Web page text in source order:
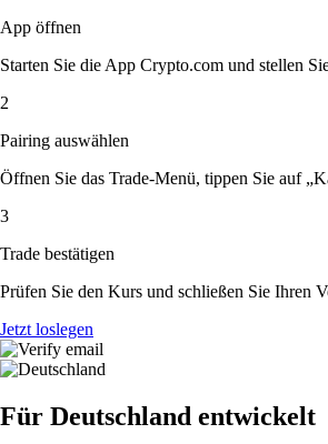
App öffnen
Starten Sie die App Crypto.com und stellen
2
Pairing auswählen
Öffnen Sie das Trade-Menü, tippen Sie auf
3
Trade bestätigen
Prüfen Sie den Kurs und schließen Sie Ihren
Jetzt loslegen
Für Deutschland entwickelt